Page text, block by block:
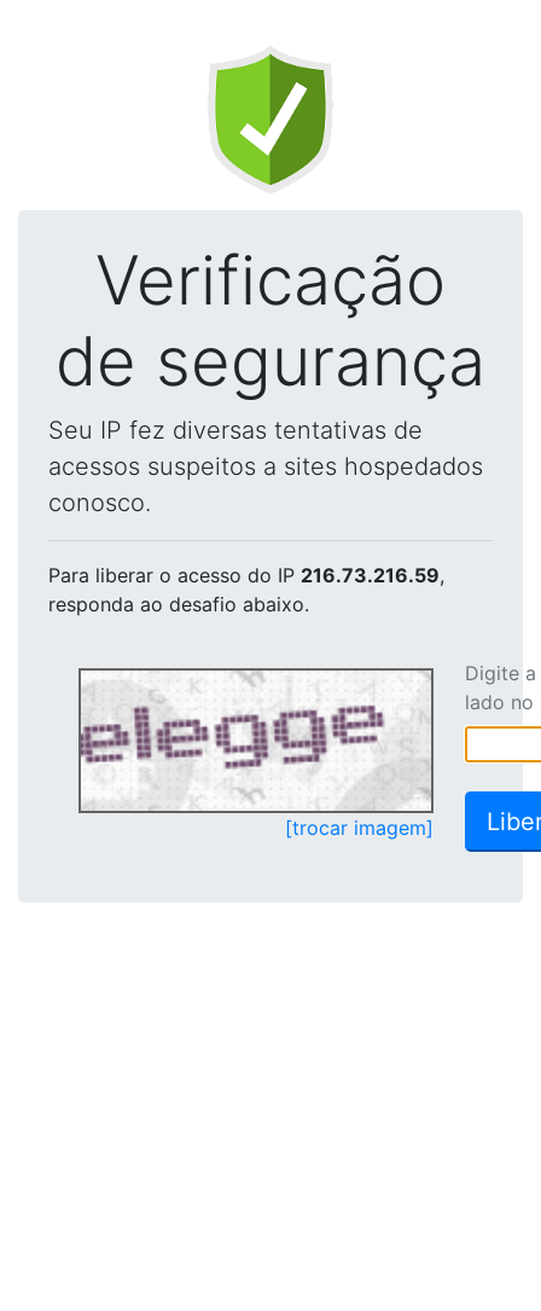
Verificação
de segurança
Seu IP fez diversas tentativas de
acessos suspeitos a sites hospedados
conosco.
Para liberar o acesso do IP 216.73.216.59,
responda ao desafio abaixo.
[trocar imagem]
Digite
lado no